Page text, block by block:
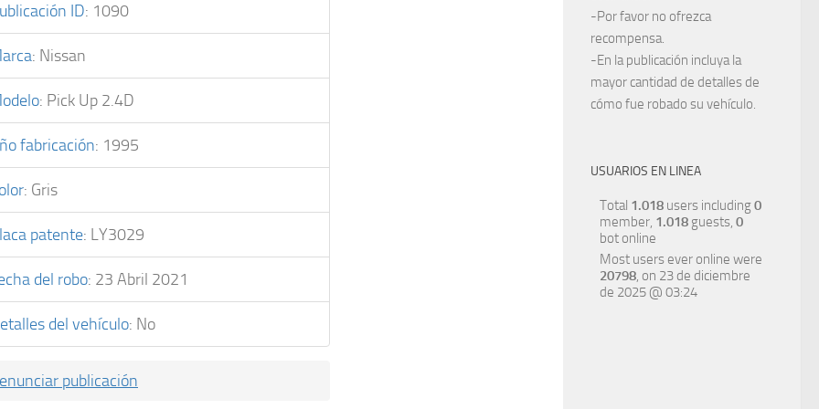
ID: 1090
: Nissan
: Pick Up 2.4D
fabricación: 1995
: Gris
patente: LY3029
del robo: 23 Abril 2021
del vehículo: No
publicación
-Por favor no ofrezca
recompensa.
-En la publicación incluya la
mayor cantidad de detalles de
cómo fue robado su vehículo.
USUARIOS EN LINEA
Total 1.018 users including0
member, 1.018 guests, 0
bot online
Most users ever online were
20798, on 23 de diciembre
de 2025 @ 03:24